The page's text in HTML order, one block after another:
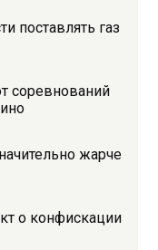
поставлять газ
соревнований
жарче
о конфискации